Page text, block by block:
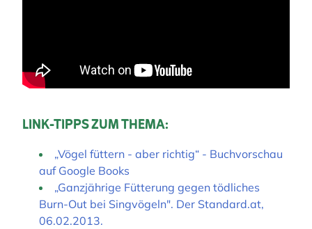
LINK-TIPPS ZUM THEMA:
„Vögel füttern - aber richtig“ - Buchvorschau
auf Google Books
„Ganzjährige Fütterung gegen tödliches
Burn-Out bei Singvögeln". Der Standard.at,
06.02.2013.